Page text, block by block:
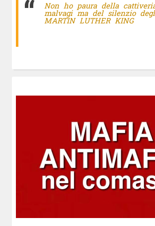
Non ho paura della
malvagi ma del silenzio
MARTIN LUTHER KING